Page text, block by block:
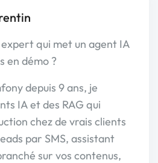
expert qui met un agent IA
en démo ?
depuis 9 ans, je
IA et des RAG qui
chez de vrais clients
par SMS, assistant
sur vos contenus,